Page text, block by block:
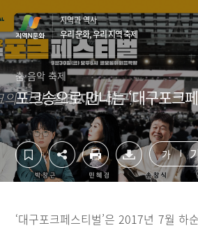
텐
츠
영
역
바
로
가
기
단
영
역
바
로
가
기
지역과 역사
우리 문화, 우리 지역 축제
춤·음악 축제
포크송으로 만나는 ‘대구포크
가
‘대구포크페스티벌’은 2017년 7월 하